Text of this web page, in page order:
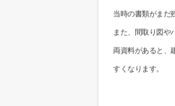
当時の書類がまだ
また、間取り図や
両資料があると、
すくなります。